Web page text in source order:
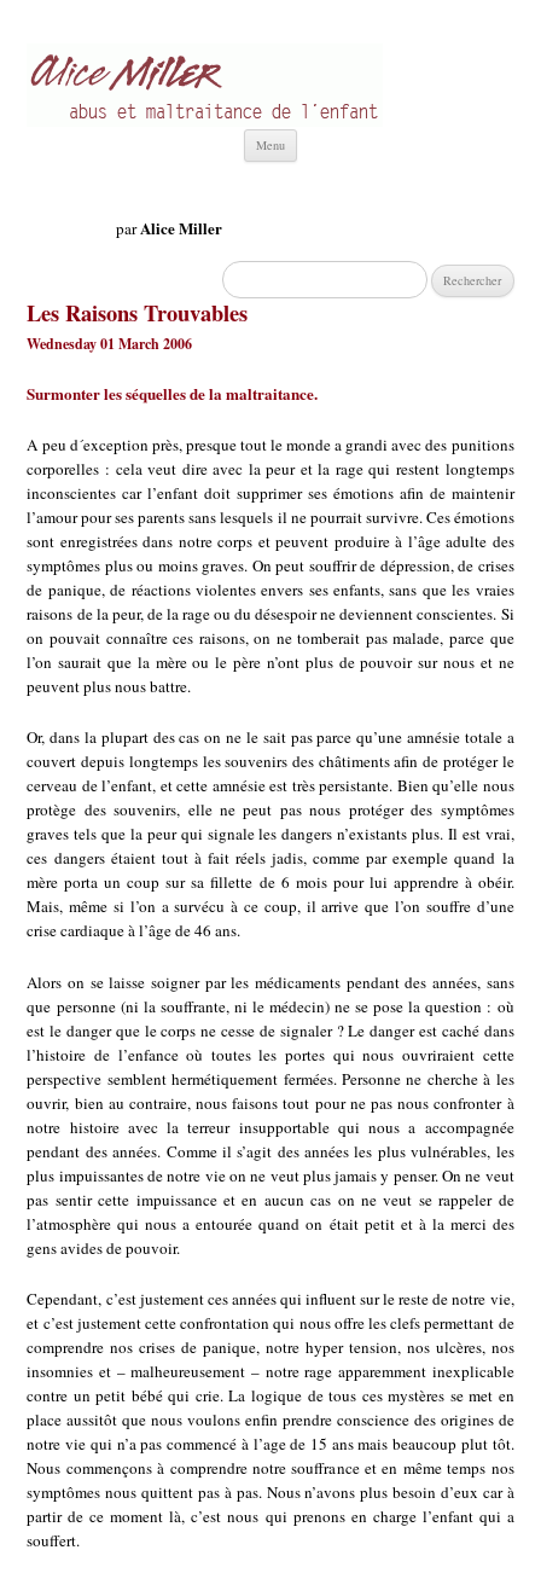
Menu
Rechercher :
parAlice Miller
Les Raisons Trouvables
Wednesday 01 March 2006
Surmonter les séquelles de la maltraitance.
A peu d´exception près, presque tout le monde a grandi avec des punitions
corporelles : cela veut dire avec la peur et la rage qui restent longtemps
inconscientes car l’enfant doit supprimer ses émotions afin de maintenir
l’amour pour ses parents sans lesquels il ne pourrait survivre. Ces émotions
sont enregistrées dans notre corps et peuvent produire à l’âge adulte des
symptômes plus ou moins graves. On peut souffrir de dépression, de crises
de panique, de réactions violentes envers ses enfants, sans que les vraies
raisons de la peur, de la rage ou du désespoir ne deviennent conscientes. Si
on pouvait connaître ces raisons, on ne tomberait pas malade, parce que
l’on saurait que la mère ou le père n’ont plus de pouvoir sur nous et ne
peuvent plus nous battre.
Or, dans la plupart des cas on ne le sait pas parce qu’une amnésie totale a
couvert depuis longtemps les souvenirs des châtiments afin de protéger le
cerveau de l’enfant, et cette amnésie est très persistante. Bien qu’elle nous
protège des souvenirs, elle ne peut pas nous protéger des symptômes
graves tels que la peur qui signale les dangers n’existants plus. Il est vrai,
ces dangers étaient tout à fait réels jadis, comme par exemple quand la
mère porta un coup sur sa fillette de 6 mois pour lui apprendre à obéir.
Mais, même si l’on a survécu à ce coup, il arrive que l’on souffre d’une
crise cardiaque à l’âge de 46 ans.
Alors on se laisse soigner par les médicaments pendant des années, sans
que personne (ni la souffrante, ni le médecin) ne se pose la question : où
est le danger que le corps ne cesse de signaler ? Le danger est caché dans
l’histoire de l’enfance où toutes les portes qui nous ouvriraient cette
perspective semblent hermétiquement fermées. Personne ne cherche à les
ouvrir, bien au contraire, nous faisons tout pour ne pas nous confronter à
notre histoire avec la terreur insupportable qui nous a accompagnée
pendant des années. Comme il s’agit des années les plus vulnérables, les
plus impuissantes de notre vie on ne veut plus jamais y penser. On ne veut
pas sentir cette impuissance et en aucun cas on ne veut se rappeler de
l’atmosphère qui nous a entourée quand on était petit et à la merci des
gens avides de pouvoir.
Cependant, c’est justement ces années qui influent sur le reste de notre vie,
et c’est justement cette confrontation qui nous offre les clefs permettant de
comprendre nos crises de panique, notre hyper tension, nos ulcères, nos
insomnies et – malheureusement – notre rage apparemment inexplicable
contre un petit bébé qui crie. La logique de tous ces mystères se met en
place aussitôt que nous voulons enfin prendre conscience des origines de
notre vie qui n’a pas commencé à l’age de 15 ans mais beaucoup plut tôt.
Nous commençons à comprendre notre souffrance et en même temps nos
symptômes nous quittent pas à pas. Nous n’avons plus besoin d’eux car à
partir de ce moment là, c’est nous qui prenons en charge l’enfant qui a
souffert.